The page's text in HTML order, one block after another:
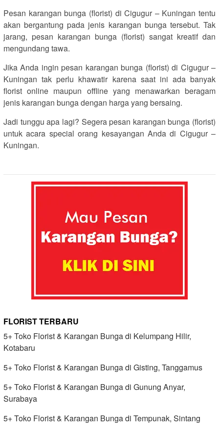
Pesan karangan bunga (florist) di Cigugur – Kuningan tentu
akan bergantung pada jenis karangan bunga tersebut. Tak
jarang, pesan karangan bunga (florist) sangat kreatif dan
mengundang tawa.
Jika Anda ingin pesan karangan bunga (florist) di Cigugur –
Kuningan tak perlu khawatir karena saat ini ada banyak
florist online maupun offline yang menawarkan beragam
jenis karangan bunga dengan harga yang bersaing.
Jadi tunggu apa lagi? Segera pesan karangan bunga (florist)
untuk acara special orang kesayangan Anda di Cigugur –
Kuningan.
FLORIST TERBARU
5+ Toko Florist & Karangan Bunga di Kelumpang Hilir,
Kotabaru
5+ Toko Florist & Karangan Bunga di Gisting, Tanggamus
5+ Toko Florist & Karangan Bunga di Gunung Anyar,
Surabaya
5+ Toko Florist & Karangan Bunga di Tempunak, Sintang